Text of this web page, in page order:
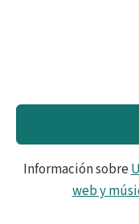
Información sobre
web y